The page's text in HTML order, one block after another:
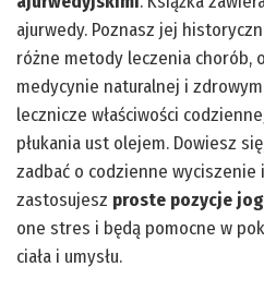
ajurwedy. Poznasz jej
różne metody leczenia chorób,
medycynie naturalnej i
lecznicze właściwości
płukania ust olejem. Dowiesz
zadbać o codzienne wyciszenie
zastosujesz proste pozycje
one stres i będą pomocne w
ciała i umysłu.